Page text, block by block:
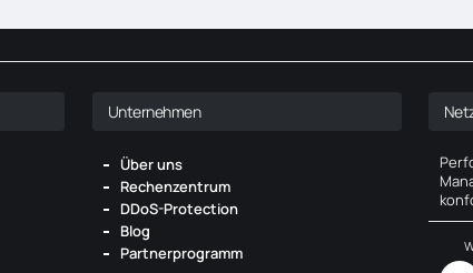
Unternehmen
Über uns
Rechenzentrum
DDoS-Protection
Blog
Partnerprogramm